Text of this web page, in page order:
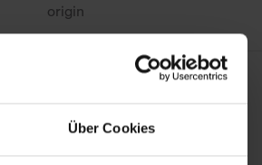
Über Cookies
origin